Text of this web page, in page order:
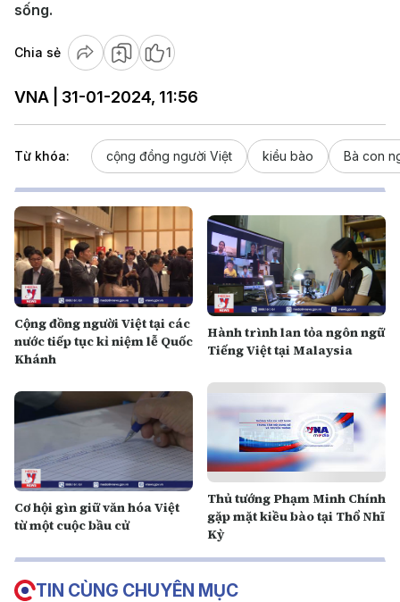
sống.
Chia sẻ 1
VNA | 31-01-2024, 11:56
Từ khóa: cộng đồng người Việt kiều bào Bà con
Cộng đồng người Việt tại các
nước tiếp tục kỉ niệm lễ Quốc
Khánh
Hành trình lan tỏa ngôn ngữ
Tiếng Việt tại Malaysia
Cơ hội gìn giữ văn hóa Việt
từ một cuộc bầu cử
Thủ tướng Phạm Minh Chính
gặp mặt kiều bào tại Thổ Nhĩ
Kỳ
TIN CÙNG CHUYÊN MỤC